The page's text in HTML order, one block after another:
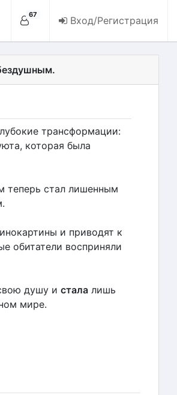
67 Вход/Регистрация
трансформации:
которая была
теперь стал лишенным
и приводят к
обитатели восприняли
душу и сталалишь
мире.